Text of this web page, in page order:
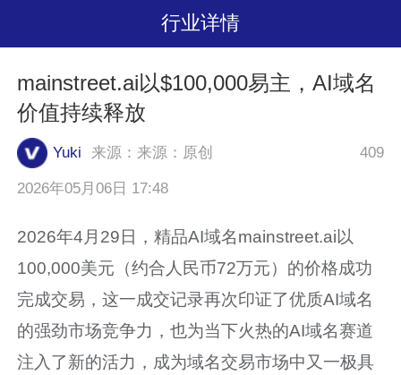
行业详情
mainstreet.ai以$100,000易主，AI域名
价值持续释放
Yuki 来源：来源：原创 409
2026年05月06日 17:48
2026年4月29日，精品AI域名mainstreet.ai以
100,000美元（约合人民币72万元）的价格成功
完成交易，这一成交记录再次印证了优质AI域名
的强劲市场竞争力，也为当下火热的AI域名赛道
注入了新的活力，成为域名交易市场中又一极具